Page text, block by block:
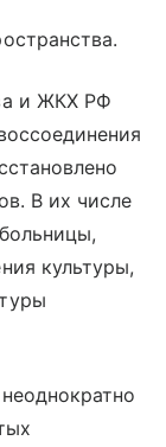
и ЖКХ РФ
В их числе
культуры,